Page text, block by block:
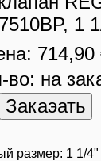
714,90
во: на
размер: 1 1/4"